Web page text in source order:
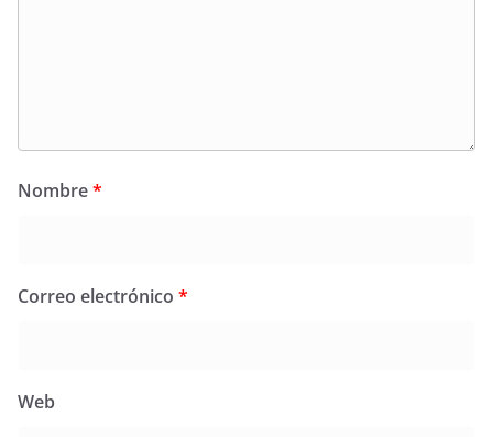
Nombre*
Correo electrónico *
Web